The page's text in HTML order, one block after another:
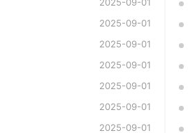
2025-09-01
2025-09-01
2025-09-01
2025-09-01
2025-09-01
2025-09-01